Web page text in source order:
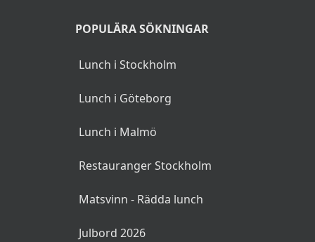
POPULÄRA SÖKNINGAR
Lunch i Stockholm
Lunch i Göteborg
Lunch i Malmö
Restauranger Stockholm
Matsvinn - Rädda lunch
Julbord 2026